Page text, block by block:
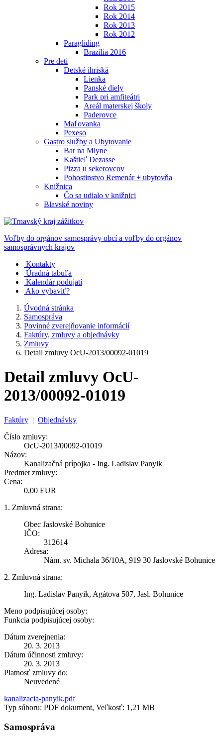
Rok 2015
Rok 2014
Rok 2013
Rok 2012
Paragliding
Brazília 2016
Pre deti
Detské ihriská
Lienka
Panské diely
Park pri amfiteátri
Areál materskej školy
Paderovce
Maľovanka
Pexeso
Gastro služby a Ubytovanie
Bar na Mlyne
Kaštieľ Dezasse
Pizza u sekerovcov
Pohostinstvo Remenár + ubytovňa
Knižnica
Čo sa udialo v knižnici
Blavské noviny
Voľby do orgánov samosprávy obcí a voľby do orgánov
samosprávnych krajov
Kontakty
Úradná tabuľa
Kalendár podujatí
Ako vybaviť?
Úvodná stránka
Samospráva
Povinné zverejňovanie informácií
Faktúry, zmluvy a objednávky
Zmluvy
Detail zmluvy OcU-2013/00092-01019
Detail zmluvy OcU-
2013/00092-01019
Faktúry | Objednávky
Číslo zmluvy:
OcU-2013/00092-01019
Názov:
Kanalizačná prípojka - Ing. Ladislav Panyik
Predmet zmluvy:
Cena:
0,00 EUR
1. Zmluvná strana:
Obec Jaslovské Bohunice
IČO:
312614
Adresa:
Nám. sv. Michala 36/10A, 919 30 Jaslovské Bohunice
2. Zmluvná strana:
Ing. Ladislav Panyik, Agátova 507, Jasl. Bohunice
Meno podpisujúcej osoby:
Funkcia podpisujúcej osoby:
Dátum zverejnenia:
20. 3. 2013
Dátum účinnosti zmluvy:
20. 3. 2013
Platnosť zmluvy do:
Neuvedené
kanalizacia-panyik.pdf
Typ súboru: PDF dokument, Veľkosť: 1,21 MB
Samospráva